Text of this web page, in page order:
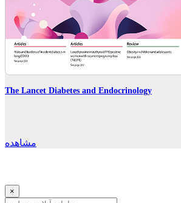
The Lancet Diabetes and Endocrinology
مشاهده
×